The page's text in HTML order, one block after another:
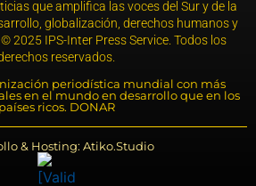
que amplifica las voces del Sur y de la
globalización, derechos humanos y
2025 IPS-Inter Press Service. Todos los
reservados.
periodística mundial con más
en el mundo en desarrollo que en los
países ricos. DONAR
& Hosting: Atiko.Studio